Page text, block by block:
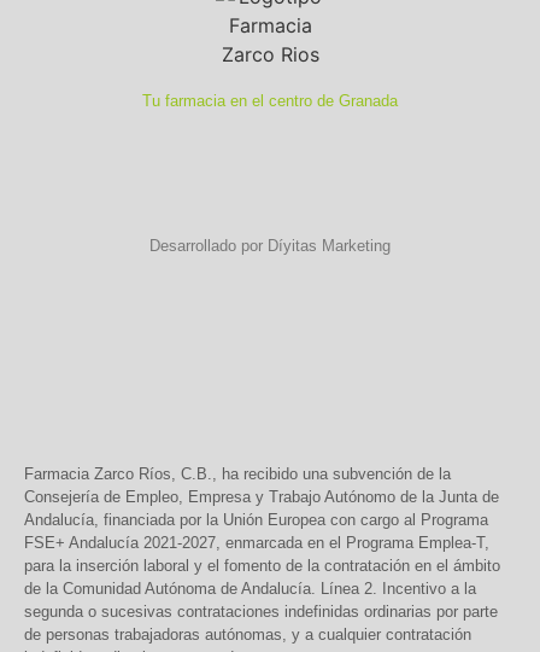
Tu farmacia en el centro de Granada
Desarrollado por Díyitas Marketing
Farmacia Zarco Ríos, C.B., ha recibido una subvención de la
Consejería de Empleo, Empresa y Trabajo Autónomo de la Junta de
Andalucía, financiada por la Unión Europea con cargo al Programa
FSE+ Andalucía 2021-2027, enmarcada en el Programa Emplea-T,
para la inserción laboral y el fomento de la contratación en el ámbito
de la Comunidad Autónoma de Andalucía. Línea 2. Incentivo a la
segunda o sucesivas contrataciones indefinidas ordinarias por parte
de personas trabajadoras autónomas, y a cualquier contratación